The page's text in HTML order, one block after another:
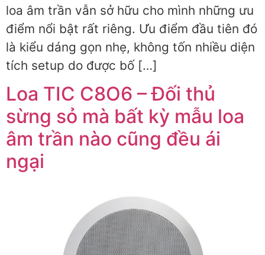
loa âm trần vẫn sở hữu cho mình những ưu
điểm nổi bật rất riêng. Ưu điểm đầu tiên đó
là kiểu dáng gọn nhẹ, không tốn nhiều diện
tích setup do được bố […]
Loa TIC C8O6 – Đối thủ
sừng sỏ mà bất kỳ mẫu loa
âm trần nào cũng đều ái
ngại